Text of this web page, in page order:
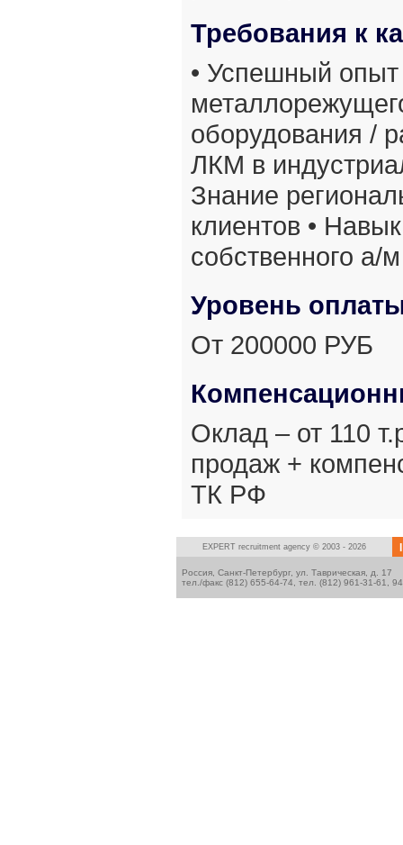
Требования к
• Успешный
оборудования /
ЛКМ в
Знание
клиентов •
собственного а/м
Уровень
От 200000 РУБ
Оклад – от 110
продаж +
ТК РФ
EXPERT recruitment agency © 2003 - 2026
Россия, Санкт-Петербург, ул. Таврическая, д. 17
тел./факс (812) 655-64-74, тел. (812) 961-31-61,